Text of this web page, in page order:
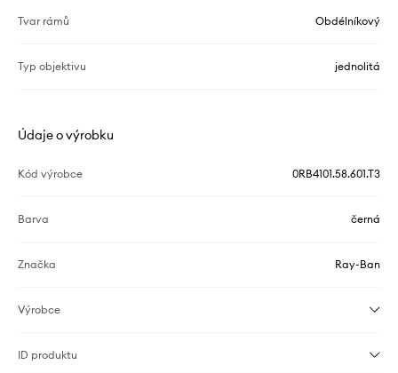
Tvar rámů Obdélníkový
Typ objektivu jednolitá
Údaje o výrobku
Kód výrobce 0RB4101.58.601.T3
Barva černá
Značka Ray-Ban
Výrobce
ID produktu